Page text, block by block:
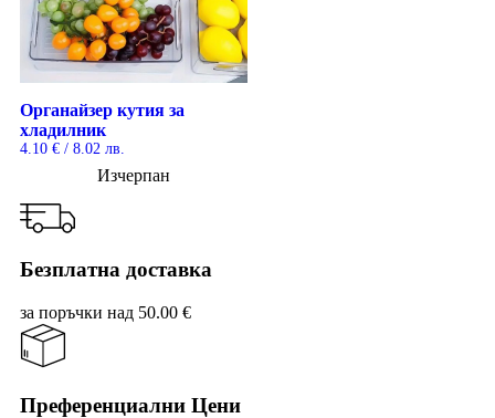
Органайзер кутия за
хладилник
4.10 € / 8.02 лв.
Изчерпан
Безплатна доставка
за поръчки над 50.00 €
Преференциални Цени